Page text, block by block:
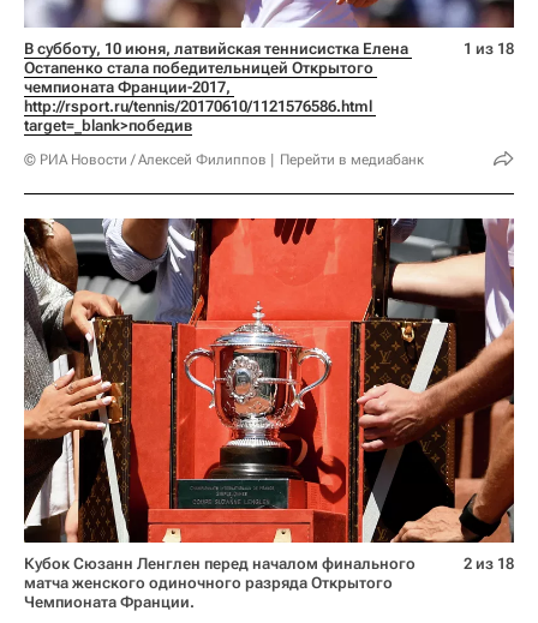
В субботу, 10 июня, латвийская теннисистка Елена
Остапенко стала победительницей Открытого
http://rsport.ru/tennis/20170610/1121576586.html
target=_blank>победив
© РИА Новости / Алексей Филиппов Перейти в медиабанк
1 из 18
Кубок Сюзанн Ленглен перед началом финального
матча женского одиночного разряда Открытого
Чемпионата Франции.
2 из 18